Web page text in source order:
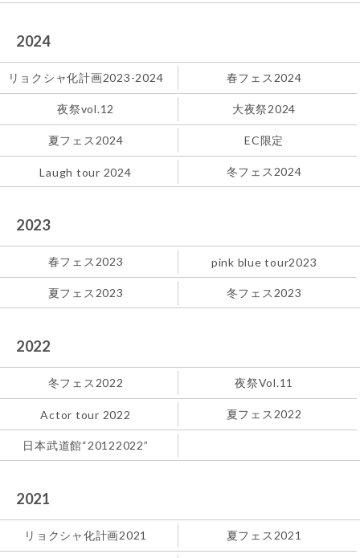
2024
リョクシャ化計画2023-2024 春フェス2024
夜祭vol.12 大夜祭2024
夏フェス2024 EC限定
Laugh tour 2024 冬フェス2024
2023
春フェス2023 pink blue tour2023
夏フェス2023 冬フェス2023
2022
冬フェス2022 夜祭Vol.11
Actor tour 2022 夏フェス2022
日本武道館“20122022”
2021
リョクシャ化計画2021 夏フェス2021